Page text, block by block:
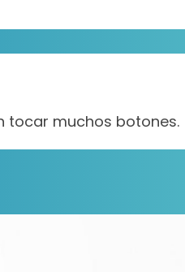
tocar muchos botones.